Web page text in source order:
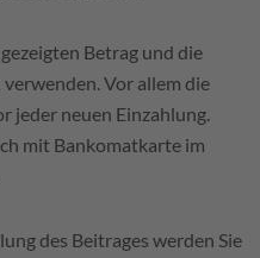
Betrag und die
Vor allem die
jeder neuen Einzahlung.
mit Bankomatkarte im
des Beitrages werden Sie